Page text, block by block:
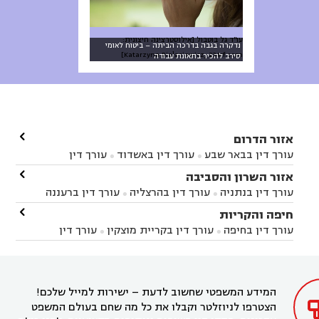
נדקרה בגבה בדרכה הביתה – ביטוח לאומי
סירב להכיר בתאונת עבודה
עו"ד גל בוטבול [אילוסטרצינה חיצונית:
Katarzyna Białasiewicz, 234rf.com]
אזור הדרום
עורך דין בבאר שבע  עורך דין באשדוד 
עורך דין
באשקלון
עורך דין בבאר טוביה עורך דין בגן יבנה
עורך דין בניר הבנים עורך דין בערד
זיקים
עורך דין בנתיבות עורך דין בקרית מלאכי

אזור השרון והסביבה
עורך דין בנתניה  עורך דין בהרצליה  עורך דין ברעננה
עורך דין בחדרה עורך דין בכפר סבא
עורך דין בהוד
השרון
עורך דין באבן יהודה
עורך דין בחריש עורך דין בקיסריה עורך דין בקדימה

חיפה והקריות
עורך דין בחיפה  עורך דין בקריית מוצקין 
עורך דין
בקרית מוצקין
עורך דין בקריית אתא
עורך דין

המידע המשפטי שחשוב לדעת – ישירות למייל שלכם!
הצטרפו לניוזלטר וקבלו את כל מה שחם בעולם המשפט